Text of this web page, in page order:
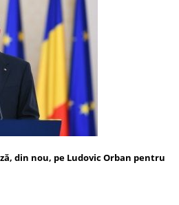
din nou, pe Ludovic Orban pentru